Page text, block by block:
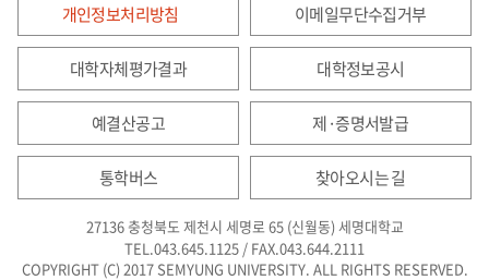
개인정보처리방침 이메일무단수집거부
대학자체평가결과 대학정보공시
예결산공고 제·증명서발급
통학버스 찾아오시는 길
27136 충청북도 제천시 세명로 65 (신월동) 세명대학교
TEL.043.645.1125 / FAX.043.644.2111
COPYRIGHT (C) 2017 SEMYUNG UNIVERSITY. ALL RIGHTS RESERVED.